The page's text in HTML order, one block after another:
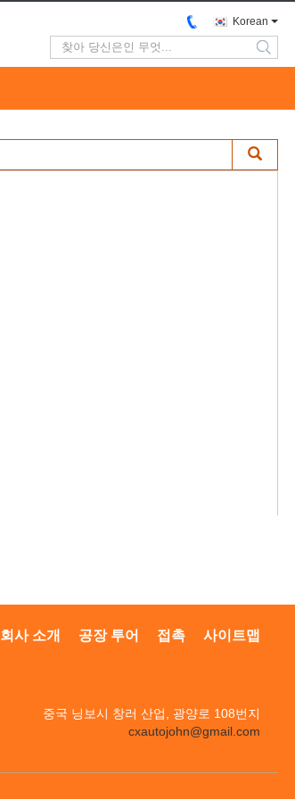
Korean
search
사이트맵
접촉
공장 투어
회사 소개
중국 닝보시 창러 산업, 광양로 108번지
cxautojohn@gmail.com